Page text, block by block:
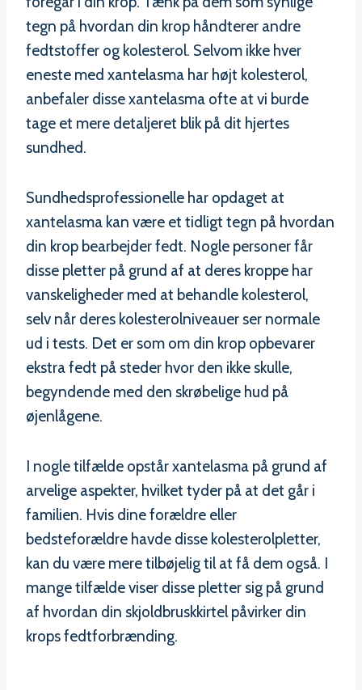
tegn på hvordan din krop håndterer andre
fedtstoffer og kolesterol. Selvom ikke hver
eneste med xantelasma har højt kolesterol,
anbefaler disse xantelasma ofte at vi burde
tage et mere detaljeret blik på dit hjertes
sundhed.
Sundhedsprofessionelle har opdaget at
xantelasma kan være et tidligt tegn på hvordan
din krop bearbejder fedt. Nogle personer får
disse pletter på grund af at deres kroppe har
vanskeligheder med at behandle kolesterol,
selv når deres kolesterolniveauer ser normale
ud i tests. Det er som om din krop opbevarer
ekstra fedt på steder hvor den ikke skulle,
begyndende med den skrøbelige hud på
øjenlågene.
I nogle tilfælde opstår xantelasma på grund af
arvelige aspekter, hvilket tyder på at det går i
familien. Hvis dine forældre eller
bedsteforældre havde disse kolesterolpletter,
kan du være mere tilbøjelig til at få dem også. I
mange tilfælde viser disse pletter sig på grund
af hvordan din skjoldbruskkirtel påvirker din
krops fedtforbrænding.